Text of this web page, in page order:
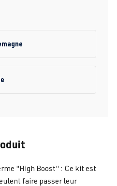
"High Boost" : Ce kit est
faire passer leur